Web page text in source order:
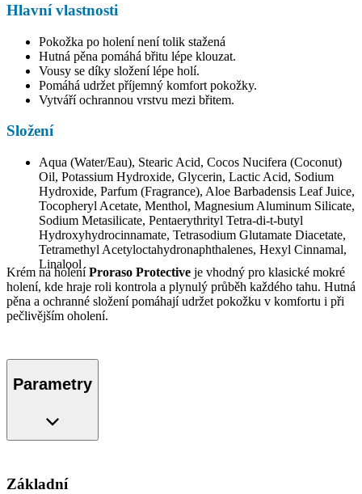
Hlavní vlastnosti
Pokožka po holení není tolik stažená
Hutná pěna pomáhá břitu lépe klouzat.
Vousy se díky složení lépe holí.
Pomáhá udržet příjemný komfort pokožky.
Vytváří ochrannou vrstvu mezi břitem.
Složení
Aqua (Water/Eau), Stearic Acid, Cocos Nucifera (Coconut)
Oil, Potassium Hydroxide, Glycerin, Lactic Acid, Sodium
Hydroxide, Parfum (Fragrance), Aloe Barbadensis Leaf Juice,
Tocopheryl Acetate, Menthol, Magnesium Aluminum Silicate,
Sodium Metasilicate, Pentaerythrityl Tetra-di-t-butyl
Hydroxyhydrocinnamate, Tetrasodium Glutamate Diacetate,
Tetramethyl Acetyloctahydronaphthalenes, Hexyl Cinnamal,
Linalool
Krém na holeníProraso Protective je vhodný pro klasické mokré
holení, kde hraje roli kontrola a plynulý průběh každého tahu. Hutná
pěna a ochranné složení pomáhají udržet pokožku v komfortu i při
pečlivějším oholení.
Parametry
Základní